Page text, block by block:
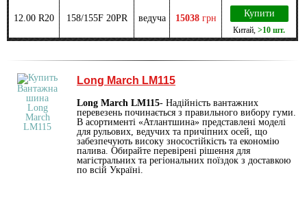
12.00 R20 158/155F 20PR ведуча 15038 грн Купити
Китай >10 шт.
Long March LM115
Long March LM115- Надійність вантажних
перевезень починається з правильного вибору гуми.
В асортименті «Атлантшина» представлені моделі
для рульових, ведучих та причіпних осей, що
забезпечують високу зносостійкість та економію
палива. Обирайте перевірені рішення для
магістральних та регіональних поїздок з доставкою
по всій Україні.